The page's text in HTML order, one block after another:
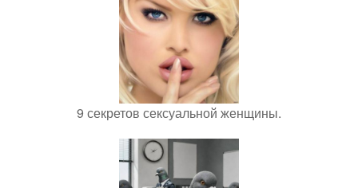
9 секретов сексуальной женщины.